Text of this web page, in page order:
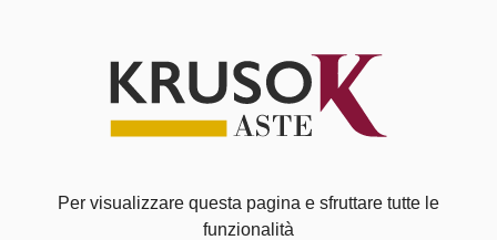
Per visualizzare questa pagina e sfruttare tutte le
funzionalità